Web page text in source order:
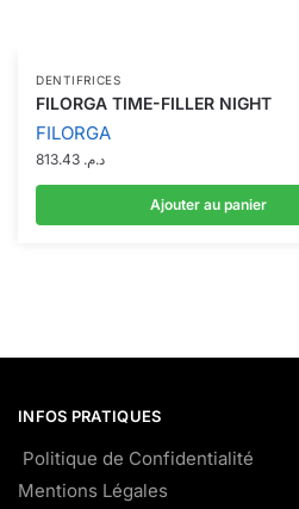
DENTIFRICES
FILORGA TIME-FILLER NIGHT
FILORGA
د.م.
Ajouter au panier
INFOS PRATIQUES
Politique de Confidentialité
Mentions Légales